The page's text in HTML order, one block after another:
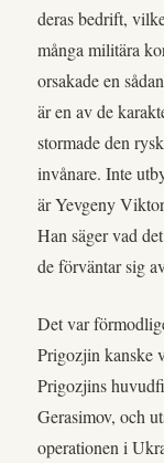
deras bedrift,
många militära
orsakade en
är en av de
stormade den
invånare. Inte
är Yevgeny
Han säger vad
de förväntar sig
Det var
Prigozjin kanske
Prigozjins
Gerasimov, och
operationen i